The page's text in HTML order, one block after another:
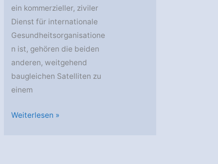
ein kommerzieller, ziviler
Dienst für internationale
Gesundheitsorganisatione
n ist, gehören die beiden
anderen, weitgehend
baugleichen Satelliten zu
einem
Drei
Weiterlesen »